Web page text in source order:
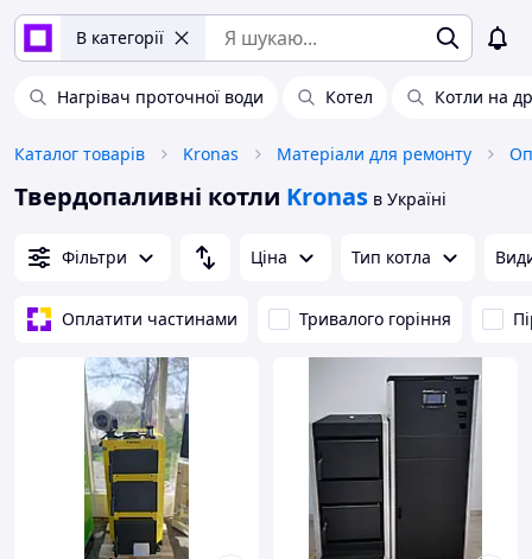
В категорії
Нагрівач проточної води Котел Котли на
Каталог товарів Kronas Матеріали для ремонту
Твердопаливні котли Kronas в Україні
Фільтри Ціна Тип котла
Оплатити частинами Тривалого горіння